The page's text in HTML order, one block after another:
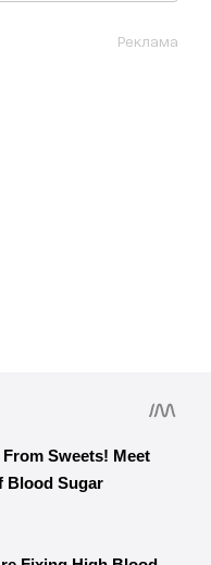
Реклама